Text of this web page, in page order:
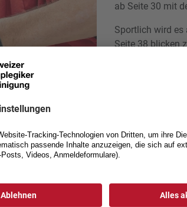
ab Seite 30 mit
Sportlich wird es
Seite 38 blicken
Wir wünschen
Blättern Sie